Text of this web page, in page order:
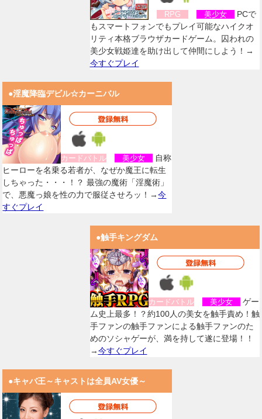
RPG 美少女
PCで
もスマートフォンでもプレイ可能なハイクオ
リティ本格ブラウザカードゲーム。囚われの
美少女戦姫達を助け出して仲間にしよう！→
今すぐプレイ
●淫魔降臨デビル☆カーニバル
カードバトル 美少女
自称
ヒーローを名乗る若者が、なぜか魔王に転生
しちゃった・・・！？ 最強の魔術「淫魔術」
で、悪魔っ娘を性の力で服従させろッ！→今
すぐプレイ
●触手キングダム
カードバトル 美少女
ゲー
ム史上最多！？約100人の美女を触手責め！触
手ファンの触手ファンによる触手ファンのた
めのソシャゲーが、満を持して遂に登場！！
→今すぐプレイ
●キャバ王～キャストは全員AV女優～